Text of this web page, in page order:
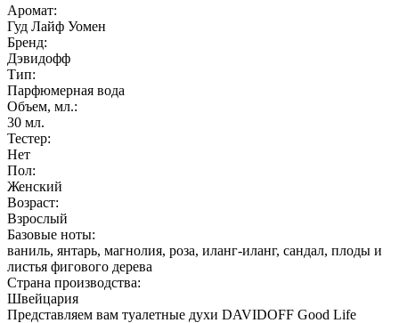
Аромат:
Гуд Лайф Уомен
Бренд:
Дэвидофф
Тип:
Парфюмерная вода
Объем, мл.:
30 мл.
Тестер:
Нет
Пол:
Женский
Возраст:
Взрослый
Базовые ноты:
ваниль, янтарь, магнолия, роза, иланг-иланг, сандал, плоды и
листья фигового дерева
Страна производства:
Швейцария
Представляем вам туалетные духи DAVIDOFF Good Life